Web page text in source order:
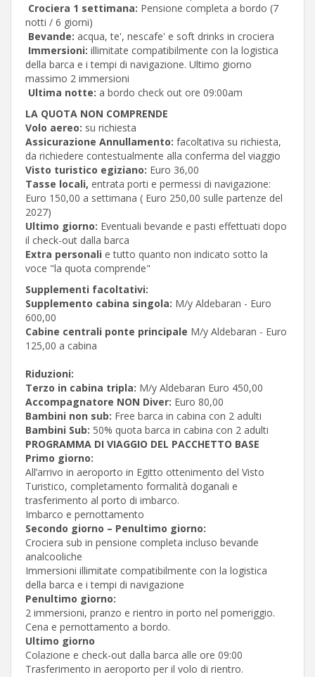
Crociera 1 settimana: Pensione completa a bordo (7
notti / 6 giorni)
Bevande: acqua, te', nescafe' e soft drinks in crociera
Immersioni: illimitate compatibilmente con la logistica
della barca e i tempi di navigazione. Ultimo giorno
massimo 2 immersioni
Ultima notte: a bordo check out ore 09:00am
LA QUOTA NON COMPRENDE
Volo aereo: su richiesta
Assicurazione Annullamento: facoltativa su richiesta,
da richiedere contestualmente alla conferma del viaggio
Visto turistico egiziano: Euro 36,00
Tasse locali, entrata porti e permessi di navigazione:
Euro 150,00 a settimana ( Euro 250,00 sulle partenze del
2027)
Ultimo giorno: Eventuali bevande e pasti effettuati dopo
il check-out dalla barca
Extra personali e tutto quanto non indicato sotto la
voce "la quota comprende"
Supplementi facoltativi:
Supplemento cabina singola: M/y Aldebaran - Euro
600,00
Cabine centrali ponte principale M/y Aldebaran - Euro
125,00 a cabina
Riduzioni:
Terzo in cabina tripla: M/y Aldebaran Euro 450,00
Accompagnatore NON Diver: Euro 80,00
Bambini non sub: Free barca in cabina con 2 adulti
Bambini Sub: 50% quota barca in cabina con 2 adulti
PROGRAMMA DI VIAGGIO DEL PACCHETTO BASE
Primo giorno:
All’arrivo in aeroporto in Egitto ottenimento del Visto
Turistico, completamento formalità doganali e
trasferimento al porto di imbarco.
Imbarco e pernottamento
Secondo giorno – Penultimo giorno:
Crociera sub in pensione completa incluso bevande
analcooliche
Immersioni illimitate compatibilmente con la logistica
della barca e i tempi di navigazione
Penultimo giorno:
2 immersioni, pranzo e rientro in porto nel pomeriggio.
Cena e pernottamento a bordo.
Ultimo giorno
Colazione e check-out dalla barca alle ore 09:00
Trasferimento in aeroporto per il volo di rientro.